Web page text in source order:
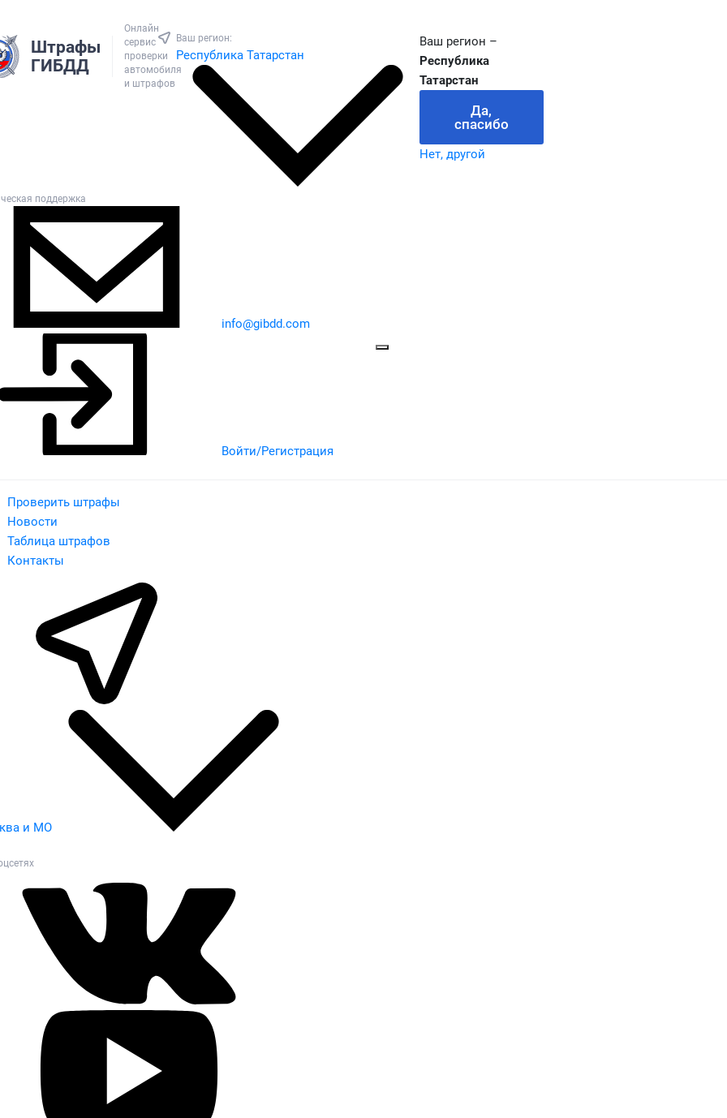
Штрафы
ГИБДД
Онлайн
сервис
проверки
автомобиля
и штрафов
Ваш регион:
Республика Татарстан
Ваш регион –
Республика
Татарстан
Да,
спасибо
Нет, другой
поддержка
info@gibdd.com
Войти/Регистрация
Проверить штрафы
Новости
Таблица штрафов
Контакты
и МО